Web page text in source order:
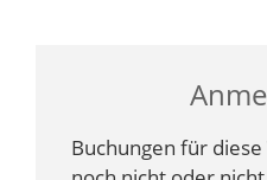
Buchungen für